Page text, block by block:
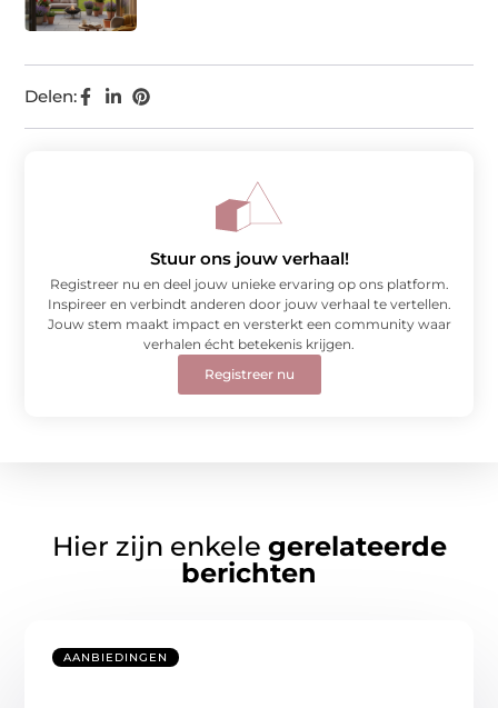
Delen:
Stuur ons jouw verhaal!
Registreer nu en deel jouw unieke ervaring op ons platform.
Inspireer en verbindt anderen door jouw verhaal te vertellen.
Jouw stem maakt impact en versterkt een community waar
verhalen écht betekenis krijgen.
Registreer nu
Hier zijn enkele gerelateerde
berichten
AANBIEDINGEN